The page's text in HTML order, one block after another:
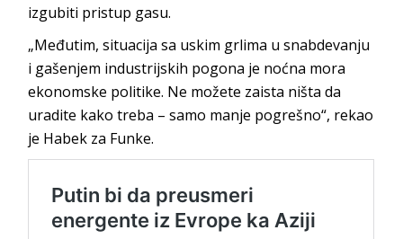
izgubiti pristup gasu.
„Međutim, situacija sa uskim grlima u snabdevanju
i gašenjem industrijskih pogona je noćna mora
ekonomske politike. Ne možete zaista ništa da
uradite kako treba – samo manje pogrešno“, rekao
je Habek za Funke.